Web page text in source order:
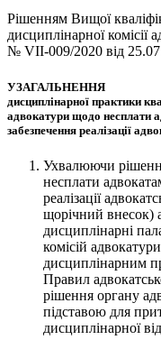
Рішенням Вищої
дисциплінарної комісії
№ VIІ-009/2020 від
УЗАГАЛЬНЕННЯ
дисциплінарної практики
адвокатури щодо несплати
забезпечення реалізації
Ухвалюючи
несплати
реалізації
щорічний внесок)
дисциплінарні
комісій
дисциплінарним
Правил
рішення органу
підставою для
дисциплінарної